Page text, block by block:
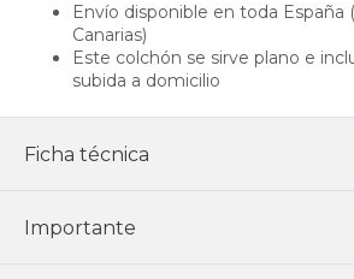
Envío disponible en toda España
Canarias)
Este colchón se sirve plano e
subida a domicilio
Ficha técnica
Importante